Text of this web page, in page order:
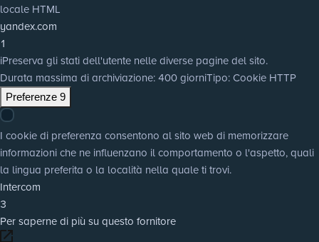
locale HTML
yandex.com
1
iPreserva gli stati dell'utente nelle diverse pagine del sito.
Durata massima di archiviazione: 400 giorniTipo: Cookie HTTP
Preferenze 9
I cookie di preferenza consentono al sito web di memorizzare
informazioni che ne influenzano il comportamento o l'aspetto, quali
la lingua preferita o la località nella quale ti trovi.
Intercom
3
Per saperne di più su questo fornitore